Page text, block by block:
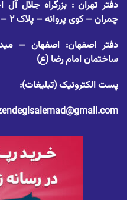
دفتر تهران : بزرگراه جلال
چمران – کوی پروانه – پلاک ۲ – واحد ۱
دفتر اصفهان: اصفهان –
ساختمان امام رضا (ع)
پست الکترونیک (تبلیغات):